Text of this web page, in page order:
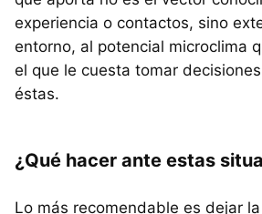
experiencia o contactos, sino
entorno, al potencial microclima
el que le cuesta tomar
éstas.
¿Qué hacer ante estas
Lo más recomendable es dejar